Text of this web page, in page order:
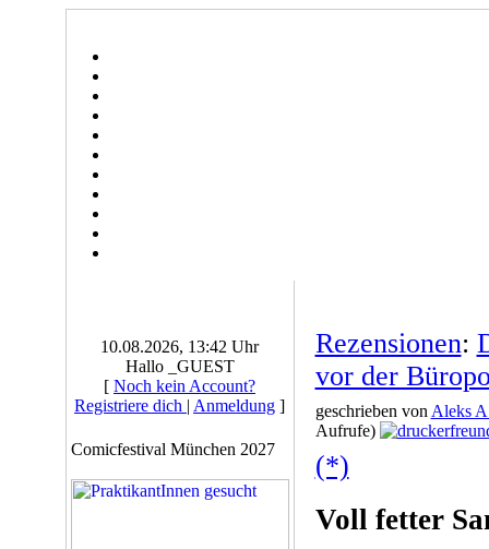
10.08.2026, 13:42 Uhr
Hallo _GUEST
[ Noch kein Account?
Registriere dich | Anmeldung ]
Comicfestival München 2027
Rezensionen:
vor der
geschrieben von Aleks
Aufrufe)
(*)
Voll fetter